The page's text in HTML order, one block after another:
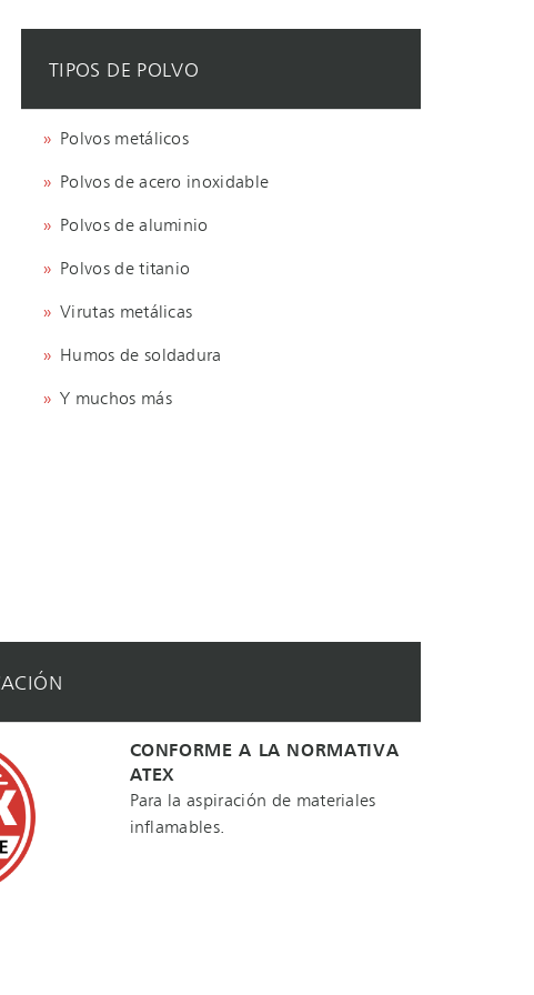
TIPOS DE POLVO
Polvos metálicos
Polvos de acero inoxidable
Polvos de aluminio
Polvos de titanio
Virutas metálicas
Humos de soldadura
Y muchos más
CONFORME A LA NORMATIVA
ATEX
Para la aspiración de materiales
inflamables.